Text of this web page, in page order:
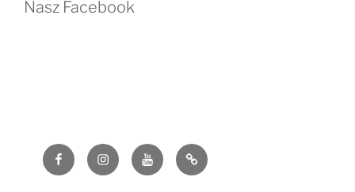
Nasz Facebook
FacebookInstagramYouTube
G